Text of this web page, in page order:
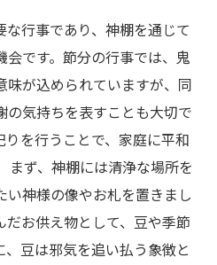
行事であり、神棚を通じて
です。節分の行事では、鬼
味が込められていますが、同
の気持ちを表すことも大切で
を行うことで、家庭に平和
まず、神棚には清浄な場所を
神様の像やお札を置きまし
だお供え物として、豆や季節
豆は邪気を追い払う象徴と